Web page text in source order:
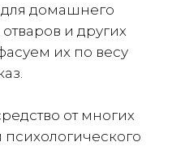
для домашнего
и других
их по весу
от многих